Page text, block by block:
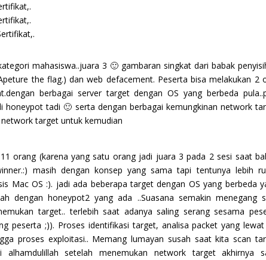
mahasiswa..juara 3 🙂 gambaran singkat dari babak
the flag.) dan web defacement. Peserta bisa melakukan 2
berbagai server target dengan OS yang berbeda
tadi 🙂 serta dengan berbagai kemungkinan network
target untuk kemudian
orang (karena yang satu orang jadi juara 3 pada 2 sesi saat
masih dengan konsep yang sama tapi tentunya lebih
Mac OS :). jadi ada beberapa target dengan OS yang berbeda
dengan honeypot2 yang ada ..Suasana semakin menegang
target.. terlebih saat adanya saling serang sesama
peserta ;)). Proses identifikasi target, analisa packet yang lewat
proses exploitasi.. Memang lumayan susah saat kita scan
setelah menemukan network target akhirnya